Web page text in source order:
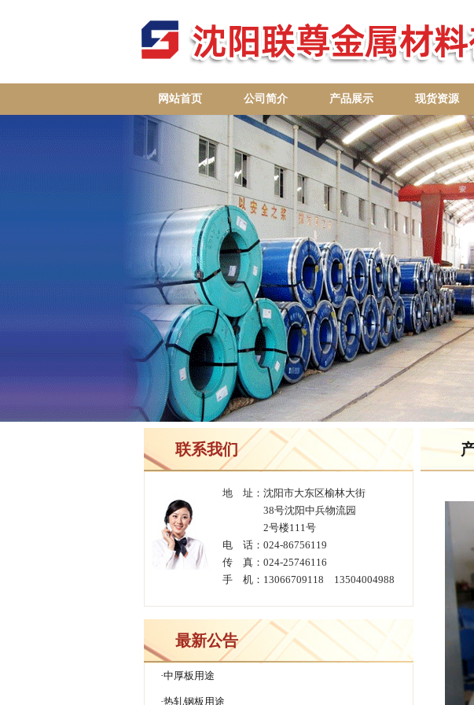
网站首页 公司简介 产品展示 现货资源
联系我们 >>更多
地 址：沈阳市大东区榆林大街
38号沈阳中兵物流园
2号楼111号
电 话：024-86756119
传 真：024-25746116
手 机：13066709118 13504004988
最新公告
·中厚板用途
·热轧钢板用途